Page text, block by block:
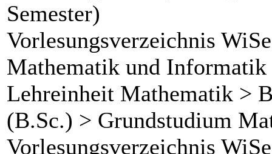
Semester)
Vorlesungsverzeichnis
Mathematik und Informatik
Lehreinheit Mathematik >
(B.Sc.) > Grundstudium
Vorlesungsverzeichnis